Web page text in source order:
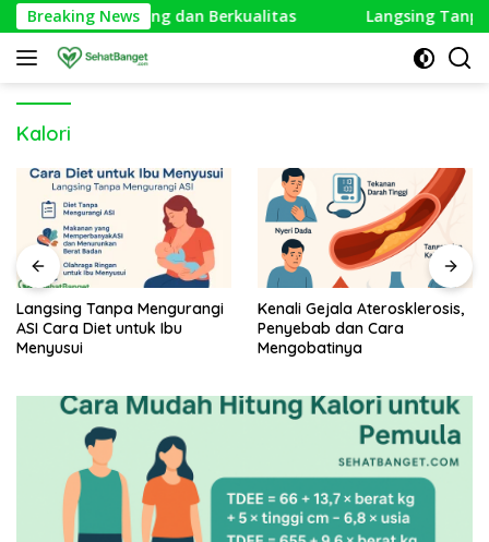
Langsung
ke
konten
Breaking News
Lebih Seimbang dan Berkualitas Langsing Tanpa
Kalori
Langsing Tanpa Mengurangi
ASI Cara Diet untuk Ibu
Menyusui
Kenali Gejala Aterosklerosis,
Penyebab dan Cara
Mengobatinya